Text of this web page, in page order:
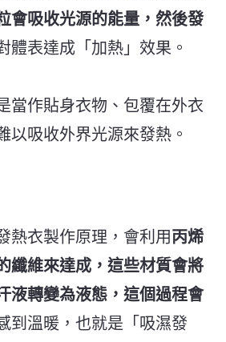
會吸收光源的能量，然後發
體表達成「加熱」效果。
當作貼身衣物、包覆在外衣
以吸收外界光源來發熱。
熱衣製作原理，會利用丙烯
纖維來達成，這些材質會將
液轉變為液態，這個過程會
到溫暖，也就是「吸濕發